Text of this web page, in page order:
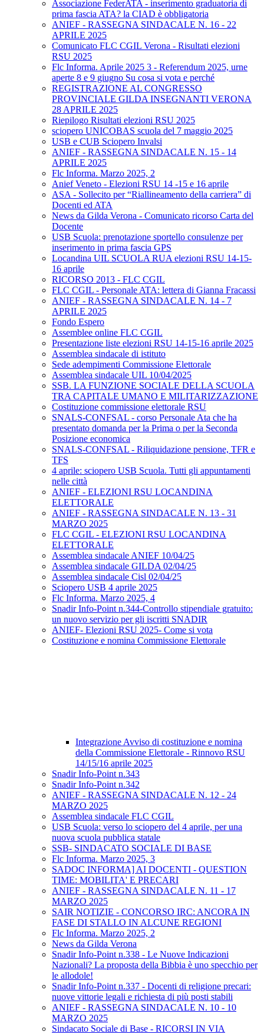
Associazione FederATA - inserimento graduatoria di
prima fascia ATA? la CIAD è obbligatoria
ANIEF - RASSEGNA SINDACALE N. 16 - 22
APRILE 2025
Comunicato FLC CGIL Verona - Risultati elezioni
RSU 2025
Flc Informa. Aprile 2025 3 - Referendum 2025, urne
aperte 8 e 9 giugno Su cosa si vota e perché
REGISTRAZIONE AL CONGRESSO
PROVINCIALE GILDA INSEGNANTI VERONA
28 APRILE 2025
Riepilogo Risultati elezioni RSU 2025
sciopero UNICOBAS scuola del 7 maggio 2025
USB e CUB Sciopero Invalsi
ANIEF - RASSEGNA SINDACALE N. 15 - 14
APRILE 2025
Flc Informa. Marzo 2025, 2
Anief Veneto - Elezioni RSU 14 -15 e 16 aprile
ASA - Sollecito per “Riallineamento della carriera” di
Docenti ed ATA
News da Gilda Verona - Comunicato ricorso Carta del
Docente
USB Scuola: prenotazione sportello consulenze per
inserimento in prima fascia GPS
Locandina UIL SCUOLA RUA elezioni RSU 14-15-
16 aprile
RICORSO 2013 - FLC CGIL
FLC CGIL - Personale ATA: lettera di Gianna Fracassi
ANIEF - RASSEGNA SINDACALE N. 14 - 7
APRILE 2025
Fondo Espero
Assemblee online FLC CGIL
Presentazione liste elezioni RSU 14-15-16 aprile 2025
Assemblea sindacale di istituto
Sede adempimenti Commissione Elettorale
Assemblea sindacale UIL 10/04/2025
SSB. LA FUNZIONE SOCIALE DELLA SCUOLA
TRA CAPITALE UMANO E MILITARIZZAZIONE
Costituzione commissione elettorale RSU
SNALS-CONFSAL - corso Personale Ata che ha
presentato domanda per la Prima o per la Seconda
Posizione economica
SNALS-CONFSAL - Riliquidazione pensione, TFR e
TFS
4 aprile: sciopero USB Scuola. Tutti gli appuntamenti
nelle città
ANIEF - ELEZIONI RSU LOCANDINA
ELETTORALE
ANIEF - RASSEGNA SINDACALE N. 13 - 31
MARZO 2025
FLC CGIL - ELEZIONI RSU LOCANDINA
ELETTORALE
Assemblea sindacale ANIEF 10/04/25
Assemblea sindacale GILDA 02/04/25
Assemblea sindacale Cisl 02/04/25
Sciopero USB 4 aprile 2025
Flc Informa. Marzo 2025, 4
Snadir Info-Point n.344-Controllo stipendiale gratuito:
un nuovo servizio per gli iscritti SNADIR
ANIEF- Elezioni RSU 2025- Come si vota
Costituzione e nomina Commissione Elettorale
Integrazione Avviso di costituzione e nomina
della Commissione Elettorale - Rinnovo RSU
14/15/16 aprile 2025
Snadir Info-Point n.343
Snadir Info-Point n.342
ANIEF - RASSEGNA SINDACALE N. 12 - 24
MARZO 2025
Assemblea sindacale FLC CGIL
USB Scuola: verso lo sciopero del 4 aprile, per una
nuova scuola pubblica statale
SSB- SINDACATO SOCIALE DI BASE
Flc Informa. Marzo 2025, 3
SADOC INFORMA] AI DOCENTI - QUESTION
TIME: MOBILITA' E PRECARI
ANIEF - RASSEGNA SINDACALE N. 11 - 17
MARZO 2025
SAIR NOTIZIE - CONCORSO IRC: ANCORA IN
FASE DI STALLO IN ALCUNE REGIONI
Flc Informa. Marzo 2025, 2
News da Gilda Verona
Snadir Info-Point n.338 - Le Nuove Indicazioni
Nazionali? La proposta della Bibbia è uno specchio per
le allodole!
Snadir Info-Point n.337 - Docenti di religione precari:
nuove vittorie legali e richiesta di più posti stabili
ANIEF - RASSEGNA SINDACALE N. 10 - 10
MARZO 2025
Sindacato Sociale di Base - RICORSI IN VIA